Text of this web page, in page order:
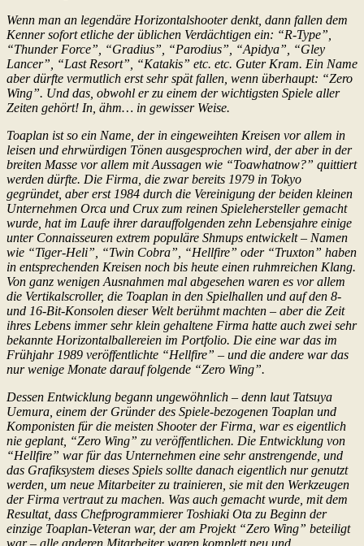
Wenn man an legendäre Horizontalshooter denkt, dann fallen dem
Kenner sofort etliche der üblichen Verdächtigen ein: “R-Type”,
“Thunder Force”, “Gradius”, “Parodius”, “Apidya”, “Gley
Lancer”, “Last Resort”, “Katakis” etc. etc. Guter Kram. Ein Name
aber dürfte vermutlich erst sehr spät fallen, wenn überhaupt: “Zero
Wing”. Und das, obwohl er zu einem der wichtigsten Spiele aller
Zeiten gehört! In, ähm… in gewisser Weise.
Toaplan ist so ein Name, der in eingeweihten Kreisen vor allem in
leisen und ehrwürdigen Tönen ausgesprochen wird, der aber in der
breiten Masse vor allem mit Aussagen wie “Toawhatnow?” quittiert
werden dürfte. Die Firma, die zwar bereits 1979 in Tokyo
gegründet, aber erst 1984 durch die Vereinigung der beiden kleinen
Unternehmen Orca und Crux zum reinen Spielehersteller gemacht
wurde, hat im Laufe ihrer darauffolgenden zehn Lebensjahre einige
unter Connaisseuren extrem populäre Shmups entwickelt – Namen
wie “Tiger-Heli”, “Twin Cobra”, “Hellfire” oder “Truxton” haben
in entsprechenden Kreisen noch bis heute einen ruhmreichen Klang.
Von ganz wenigen Ausnahmen mal abgesehen waren es vor allem
die Vertikalscroller, die Toaplan in den Spielhallen und auf den 8-
und 16-Bit-Konsolen dieser Welt berühmt machten – aber die Zeit
ihres Lebens immer sehr klein gehaltene Firma hatte auch zwei sehr
bekannte Horizontalballereien im Portfolio. Die eine war das im
Frühjahr 1989 veröffentlichte “Hellfire” – und die andere war das
nur wenige Monate darauf folgende “Zero Wing”.
Dessen Entwicklung begann ungewöhnlich – denn laut Tatsuya
Uemura, einem der Gründer des Spiele-bezogenen Toaplan und
Komponisten für die meisten Shooter der Firma, war es eigentlich
nie geplant, “Zero Wing” zu veröffentlichen. Die Entwicklung von
“Hellfire” war für das Unternehmen eine sehr anstrengende, und
das Grafiksystem dieses Spiels sollte danach eigentlich nur genutzt
werden, um neue Mitarbeiter zu trainieren, sie mit den Werkzeugen
der Firma vertraut zu machen. Was auch gemacht wurde, mit dem
Resultat, dass Chefprogrammierer Toshiaki Ota zu Beginn der
einzige Toaplan-Veteran war, der am Projekt “Zero Wing” beteiligt
war – alle anderen Mitarbeiter waren komplett neu und